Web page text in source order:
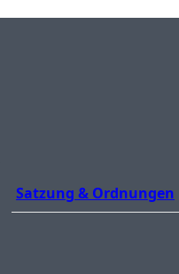
Satzung & Ordnungen